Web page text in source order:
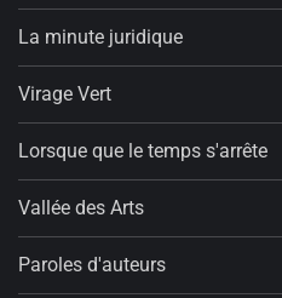
La minute juridique
Virage Vert
Lorsque que le temps s'arrête
Vallée des Arts
Paroles d'auteurs